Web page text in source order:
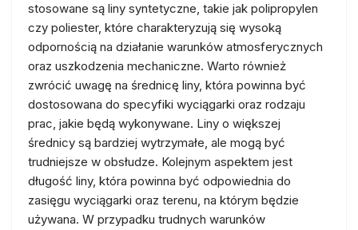
stosowane są liny syntetyczne, takie jak polipropylen
czy poliester, które charakteryzują się wysoką
odpornością na działanie warunków atmosferycznych
oraz uszkodzenia mechaniczne. Warto również
zwrócić uwagę na średnicę liny, która powinna być
dostosowana do specyfiki wyciągarki oraz rodzaju
prac, jakie będą wykonywane. Liny o większej
średnicy są bardziej wytrzymałe, ale mogą być
trudniejsze w obsłudze. Kolejnym aspektem jest
długość liny, która powinna być odpowiednia do
zasięgu wyciągarki oraz terenu, na którym będzie
używana. W przypadku trudnych warunków